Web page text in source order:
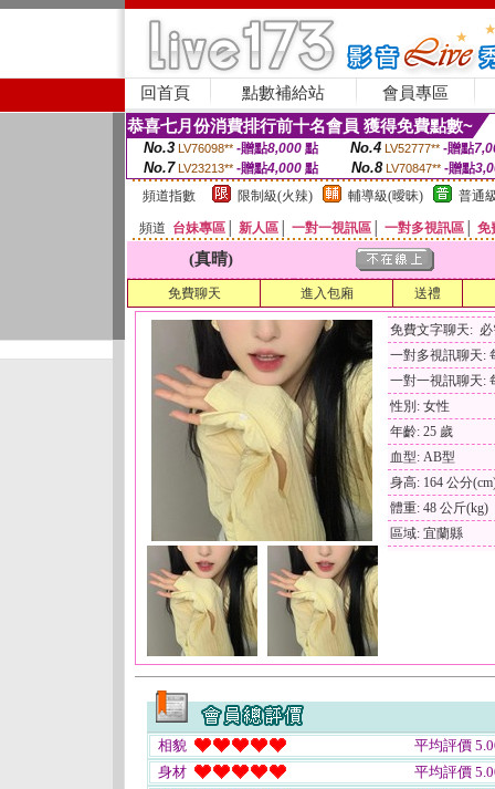
回首頁 點數補給站 會員專區
恭喜七月份消費排行前十名會員 獲得免費點數~
No.3 LV76098** -贈點8,000點 No.4 LV52777** -贈點
No.7 LV23213** -贈點4,000 點 No.8 LV70847** -贈點
頻道指數
限制級(火辣) 輔導級(曖昧) 普通
頻道 台妹專區 新人區 一對一視訊區 一對多視訊區 免
(真晴)
免費聊天 進入包廂 送禮
免費文字聊天:
一對多視訊聊天:
一對一視訊聊天:
性別: 女性
年齡: 25 歲
血型: AB型
身高: 164 公分
體重: 48 公斤(kg)
區域: 宜蘭縣
相貌
平均評價
身材
平均評價